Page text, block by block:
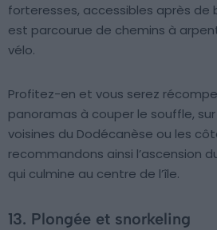
forteresses, accessibles après de
est parcourue de chemins à
vélo.
Profitez-en et vous serez
panoramas à couper le souffle, sur
voisines du Dodécanèse ou les
recommandons ainsi l’ascension
qui culmine au centre de l’île.
13. Plongée et snorkeling